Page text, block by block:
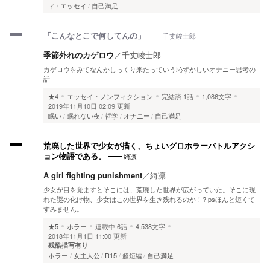
ィ
エッセイ 自己満足
「こんなとこで何してんの」 千丈峻士郎
季節外れのカゲロウ／千丈峻士郎
カゲロウをみてなんかしっくり来たっていう恥ずかしいオナニー思考の
話
★4
エッセイ・ノンフィクション 完結済 1話
1,086文字
2019年11月10日 02:09 更新
眠い 眠れない夜 哲学 オナニー 自己満足
荒廃した世界で少女が描く、ちょいグロホラーバトルアクシ
ョン物語である。
綺凛
A girl fighting punishment／綺凛
少女が目を覚ますとそこには、荒廃した世界が広がっていた。そこに現
れた謎の化け物、少女はこの世界を生き残れるのか！? psほんと短くて
すみません。
★5
ホラー 連載中 6話
4,538文字
2018年11月1日 11:00 更新
残酷描写有り
ホラー 女主人公 R15 超短編 自己満足